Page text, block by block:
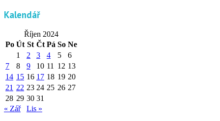
Kalendář
Říjen 2024
Po Út St Čt Pá So Ne
1
2 3 4 5
6
7
8 9 10 11 12 13
14 15 16 17 18 19 20
21 22 23 24 25 26 27
28 29 30 31
« Zář
Lis »